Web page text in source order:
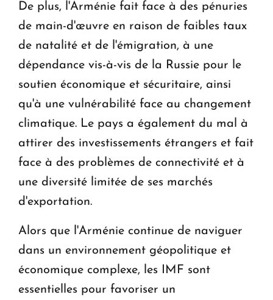
De plus, l'Arménie fait face à des pénuries
de main-d'œuvre en raison de faibles taux
de natalité et de l'émigration, à une
dépendance vis-à-vis de la Russie pour le
soutien économique et sécuritaire, ainsi
qu'à une vulnérabilité face au changement
climatique. Le pays a également du mal à
attirer des investissements étrangers et fait
face à des problèmes de connectivité et à
une diversité limitée de ses marchés
d'exportation.
Alors que l'Arménie continue de naviguer
dans un environnement géopolitique et
économique complexe, les IMF sont
essentielles pour favoriser un